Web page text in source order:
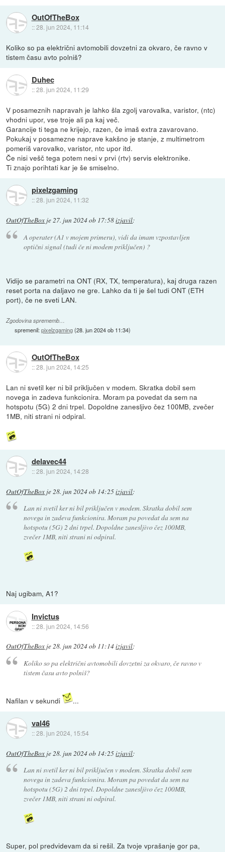
OutOfTheBox
::28. jun 2024, 11:14
Koliko so pa električni avtomobili dovzetni za okvaro, če ravno v
tistem času avto polniš?
Duhec
::28. jun 2024, 11:29
V posameznih napravah je lahko šla zgolj varovalka, varistor, (ntc)
vhodni upor, vse troje ali pa kaj več.
Garancije ti tega ne krijejo, razen, če imaš extra zavarovano.
Pokukaj v posamezne naprave kakšno je stanje, z multimetrom
pomeriš varovalko, varistor, ntc upor itd.
Če nisi vešč tega potem nesi v prvi (rtv) servis elektronike.
Ti znajo porihtati kar je še smiselno.
pixelzgaming
::28. jun 2024, 11:32
OutOfTheBox je27. jun 2024 ob 17:58izjavil:
A operater (A1 v mojem primeru), vidi da imam vzpostavljen
optični signal (tudi če ni modem priključen) ?
Vidijo se parametri na ONT (RX, TX, temperatura), kaj druga razen
reset porta na daljavo ne gre. Lahko da ti je šel tudi ONT (ETH
port), če ne sveti LAN.
Zgodovina sprememb…
spremenil:pixelzgaming(28. jun 2024 ob 11:34)
OutOfTheBox
::28. jun 2024, 14:25
Lan ni svetil ker ni bil priključen v modem. Skratka dobil sem
novega in zadeva funkcionira. Moram pa povedat da sem na
hotspotu (5G) 2 dni trpel. Dopoldne zanesljivo čez 100MB, zvečer
1MB, niti strani ni odpiral.
delavec44
::28. jun 2024, 14:28
OutOfTheBox je28. jun 2024 ob 14:25izjavil:
Lan ni svetil ker ni bil priključen v modem. Skratka dobil sem
novega in zadeva funkcionira. Moram pa povedat da sem na
hotspotu (5G) 2 dni trpel. Dopoldne zanesljivo čez 100MB,
zvečer 1MB, niti strani ni odpiral.
Naj ugibam, A1?
Invictus
::28. jun 2024, 14:56
OutOfTheBox je28. jun 2024 ob 11:14izjavil:
Koliko so pa električni avtomobili dovzetni za okvaro, če ravno v
tistem času avto polniš?
Nafilan v sekundi ...
val46
::28. jun 2024, 15:54
OutOfTheBox je28. jun 2024 ob 14:25izjavil:
Lan ni svetil ker ni bil priključen v modem. Skratka dobil sem
novega in zadeva funkcionira. Moram pa povedat da sem na
hotspotu (5G) 2 dni trpel. Dopoldne zanesljivo čez 100MB,
zvečer 1MB, niti strani ni odpiral.
Super, pol predvidevam da si rešil. Za tvoje vprašanje gor pa,